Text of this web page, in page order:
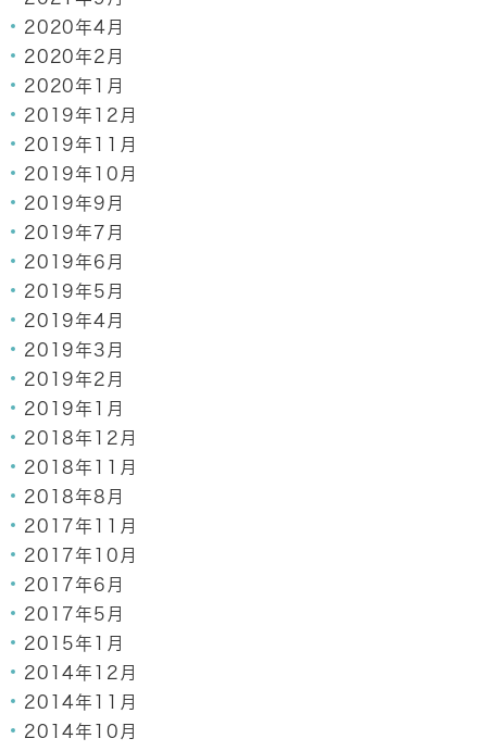
2020年4月
2020年2月
2020年1月
2019年12月
2019年11月
2019年10月
2019年9月
2019年7月
2019年6月
2019年5月
2019年4月
2019年3月
2019年2月
2019年1月
2018年12月
2018年11月
2018年8月
2017年11月
2017年10月
2017年6月
2017年5月
2015年1月
2014年12月
2014年11月
2014年10月